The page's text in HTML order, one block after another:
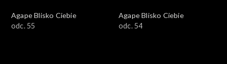
Agape Blisko Ciebie
odc. 55
Agape Blisko Ciebie
odc. 54